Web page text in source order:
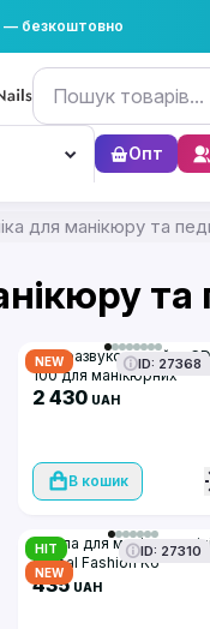
— безкоштовно
Опт
для манікюру та
NEW ID: 27368
Ультразвукова мийка
100 для манікюрних
інструментів 600 мл
2 430 UAH
В кошик
HIT
NEW
ID: 27310
Лампа для манікюру
Global Fashion K6
акумуляторна біла
435UAH